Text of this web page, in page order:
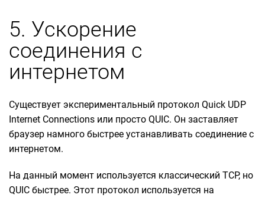
5. Ускорение
соединения с
интернетом
Существует экспериментальный протокол Quick UDP
Internet Connections или просто QUIC. Он заставляет
браузер намного быстрее устанавливать соединение с
интернетом.
На данный момент используется классический TCP, но
QUIC быстрее. Этот протокол используется на